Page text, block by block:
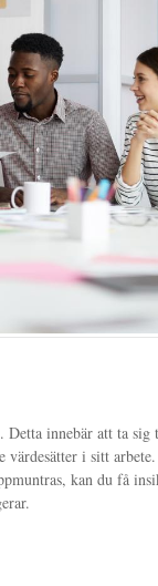
innebär att ta sig
i sitt
kan du få